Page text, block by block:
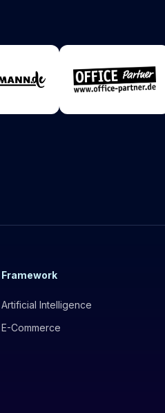
Framework
Artificial Intelligence
E-Commerce